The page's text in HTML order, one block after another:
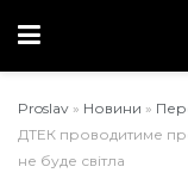
Proslav » Новини »
ДТЕК проводитиме
не буде світла